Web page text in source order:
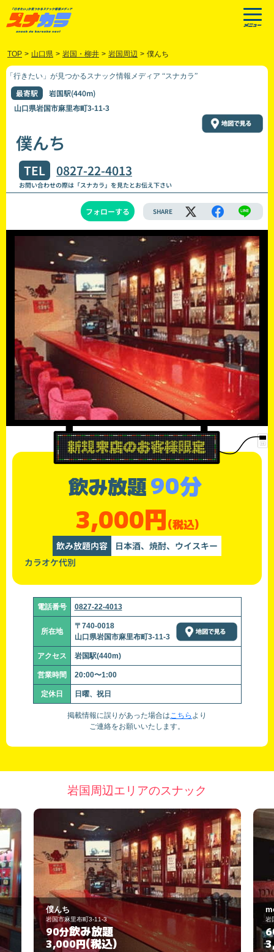
TOP > 山口県 > 岩国・柳井 > 岩国周辺 > 僕んち
「行きたい」が見つかるスナック情報メディア “スナカラ”
最寄駅 岩国駅(440m)
山口県岩国市麻里布町3-11-3
僕んち
TEL 0827-22-4013
お問い合わせの際は「スナカラ」を見たとお伝え下さい
フォローする SHARE
飲み放題90分
3,000円(税込)
飲み放題内容
日本酒、焼酎、ウイスキー
カラオケ代別
電話番号 0827-22-4013
所在地
〒740-0018
山口県岩国市麻里布町3-11-3
アクセス 岩国駅(440m)
営業時間 20:00〜1:00
定休日 日曜、祝日
掲載情報に誤りがあった場合はこちら より
ご連絡をお願いいたします。
岩国周辺エリアのスナック
僕んち
岩国市麻里布町3-11-3
90分飲み放題
3,000円(税込)
岩